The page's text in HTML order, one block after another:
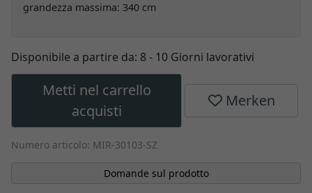
grandezza massima: 340 cm
Disponibile a partire da: 8 - 10 Giorni lavorativi
Metti nel carrello
acquisti
Merken
Numero articolo: MIR-30103-SZ
Domande sul prodotto